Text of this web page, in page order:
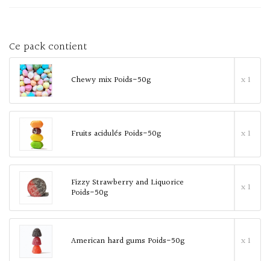
Ce pack contient
Chewy mix Poids-50g x 1
Fruits acidulés Poids-50g x 1
Fizzy Strawberry and Liquorice
Poids-50g x 1
American hard gums Poids-50g x 1